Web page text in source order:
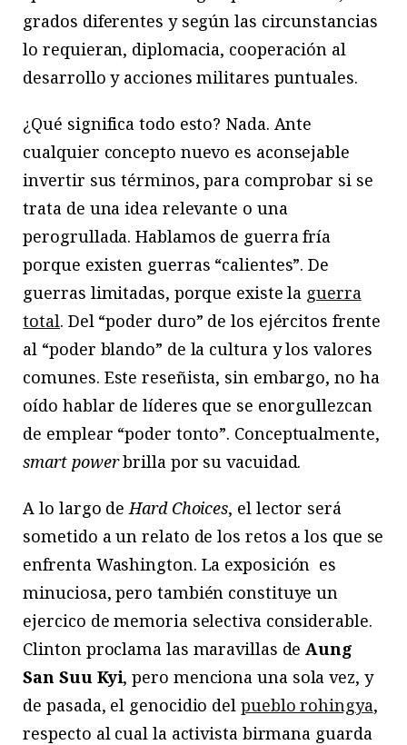
grados diferentes y según las circunstancias
lo requieran, diplomacia, cooperación al
desarrollo y acciones militares puntuales.
¿Qué significa todo esto? Nada. Ante
cualquier concepto nuevo es aconsejable
invertir sus términos, para comprobar si se
trata de una idea relevante o una
perogrullada. Hablamos de guerra fría
porque existen guerras “calientes”. De
guerras limitadas, porque existe la guerra
total. Del “poder duro” de los ejércitos frente
al “poder blando” de la cultura y los valores
comunes. Este reseñista, sin embargo, no ha
oído hablar de líderes que se enorgullezcan
de emplear “poder tonto”. Conceptualmente,
smart powerbrilla por su vacuidad.
A lo largo de Hard Choices, el lector será
sometido a un relato de los retos a los que se
enfrenta Washington. La exposición es
minuciosa, pero también constituye un
ejercico de memoria selectiva considerable.
Clinton proclama las maravillas deAung
San Suu Kyi, pero menciona una sola vez, y
de pasada, el genocidio del pueblo rohingya,
respecto al cual la activista birmana guarda